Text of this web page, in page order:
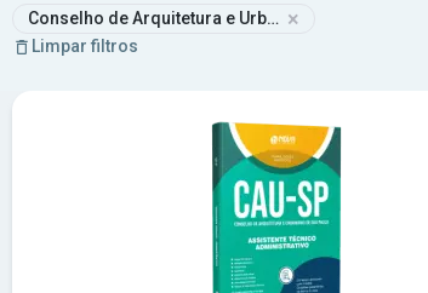
Conselho de Arquitetura e Urbanismo de São Paulo
×
Limpar filtros